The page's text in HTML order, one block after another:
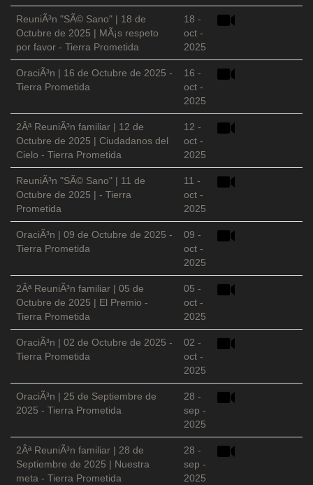
ReuniÃ³n "SÃ© Sano" | 18 de
Octubre de 2025 | MÃ¡s respeto
por favor - Tierra Prometida
18 -
oct -
2025
OraciÃ³n | 16 de Octubre de 2025 -
Tierra Prometida
16 -
oct -
2025
2Âª ReuniÃ³n familiar | 12 de
Octubre de 2025 | Ciudadanos del
Cielo - Tierra Prometida
12 -
oct -
2025
ReuniÃ³n "SÃ© Sano" | 11 de
Octubre de 2025 | - Tierra
Prometida
11 -
oct -
2025
OraciÃ³n | 09 de Octubre de 2025 -
Tierra Prometida
09 -
oct -
2025
2Âª ReuniÃ³n familiar | 05 de
Octubre de 2025 | El Premio -
Tierra Prometida
05 -
oct -
2025
OraciÃ³n | 02 de Octubre de 2025 -
Tierra Prometida
02 -
oct -
2025
OraciÃ³n | 25 de Septiembre de
2025 - Tierra Prometida
28 -
sep -
2025
2Âª ReuniÃ³n familiar | 28 de
Septiembre de 2025 | Nuestra
meta - Tierra Prometida
28 -
sep -
2025